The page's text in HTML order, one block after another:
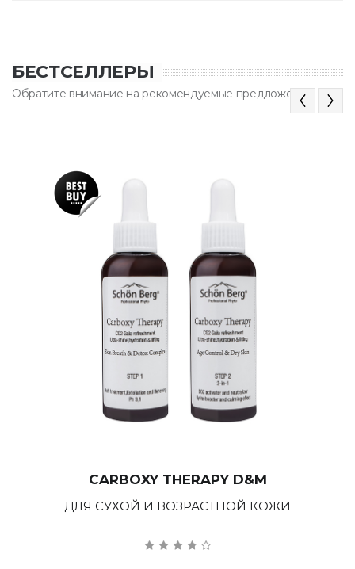
БЕСТСЕЛЛЕРЫ
Обратите внимание на рекомендуемые предложенияPrevious
CARBOXY THERAPY D&M
ДЛЯ СУХОЙ И ВОЗРАСТНОЙ КОЖИ
Next